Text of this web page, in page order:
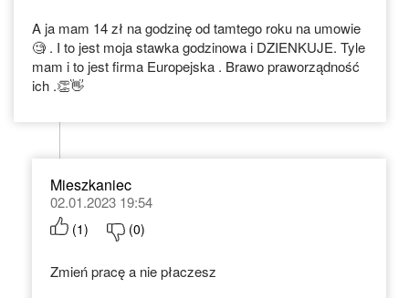
A ja mam 14 zł na godzinę od tamtego roku na umowie
🧐 . I to jest moja stawka godzinowa i DZIENKUJE. Tyle
mam i to jest firma Europejska . Brawo praworządność
ich .👏👋
Mieszkaniec
02.01.2023 19:54
(1) (0)
Zmień pracę a nie płaczesz